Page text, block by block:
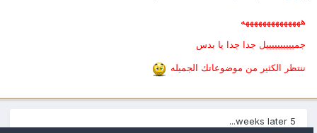
ههههههههههههههه
جمييييييييييل جدا جدا يا بدس
ننتظر الكثير من موضوعاتك الجميله
5 weeks later...